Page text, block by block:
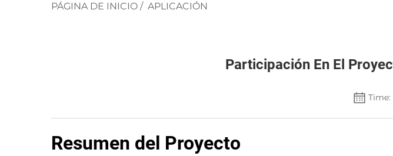
PÁGINA DE INICIO / APLICACIÓN
Participación En El
Time:
Resumen del Proyecto